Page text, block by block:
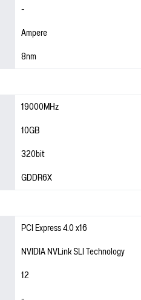
-
Ampere
8nm
19000MHz
10GB
320bit
GDDR6X
PCI Express 4.0 x16
NVIDIA NVLink SLI Technology
12